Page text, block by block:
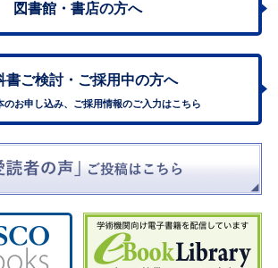
図書館・書店の方へ
書ご検討・ ご採用中の方へ
のお申し込み、ご採用情報のご入力はこちら